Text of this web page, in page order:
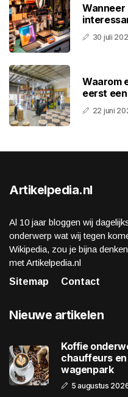
30 juli
Waarom
eerst
22 juni
Artikelpedia.nl
Al 10 jaar bloggen wij
onderwerp wat wij tegen
Wikipedia, zou je bijna
met Artikelpedia.nl
Sitemap
Contact
Nieuwe artikelen
Koffie
chauffeurs
wagenpark
5 augustus